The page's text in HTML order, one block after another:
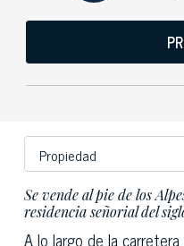
Se vende al pie de los
residencia señorial del
A lo largo de la